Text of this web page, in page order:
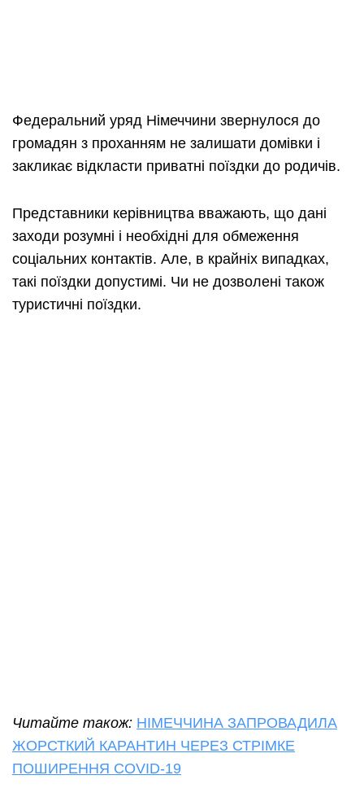
Федеральний уряд Німеччини звернулося до
громадян з проханням не залишати домівки і
закликає відкласти приватні поїздки до родичів.
Представники керівництва вважають, що дані
заходи розумні і необхідні для обмеження
соціальних контактів. Але, в крайніх випадках,
такі поїздки допустимі. Чи не дозволені також
туристичні поїздки.
Читайте також: НІМЕЧЧИНА ЗАПРОВАДИЛА
ЖОРСТКИЙ КАРАНТИН ЧЕРЕЗ СТРІМКЕ
ПОШИРЕННЯ COVID-19